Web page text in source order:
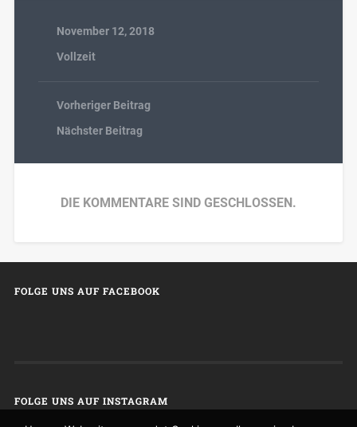
November 12, 2018
Vollzeit
Vorheriger Beitrag
Nächster Beitrag
DIE KOMMENTARE SIND GESCHLOSSEN.
FOLGE UNS AUF FACEBOOK
FOLGE UNS AUF INSTAGRAM